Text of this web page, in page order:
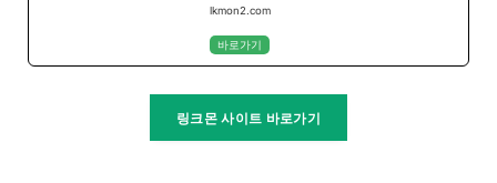
lkmon2.com
바로가기
링크몬 사이트 바로가기